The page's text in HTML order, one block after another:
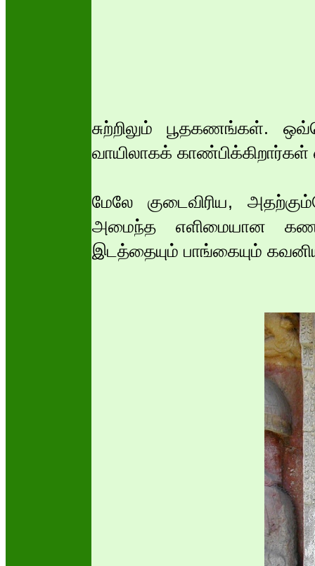
சுற்றிலும் பூதகணங்கள்.
வாயிலாகக்
மேலே குடைவிரிய,
அமைந்த எளிமையான
இடத்தையும் பாங்கையும்